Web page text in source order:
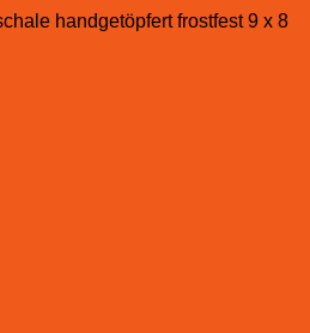
handgetöpfert frostfest 9 x 8